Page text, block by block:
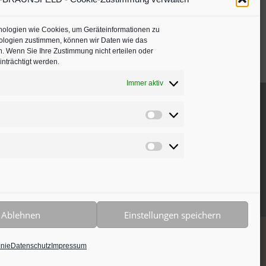
wie Cookies, um Geräteinformationen zu
zustimmen, können wir Daten wie das
Wenn Sie Ihre Zustimmung nicht erteilen oder
werden.
Immer aktiv
Präferenzen
Marketing
Ablehnen Einstellungen speichern
Datenschutz Impressum
• Webdesign byDesignvorsprung